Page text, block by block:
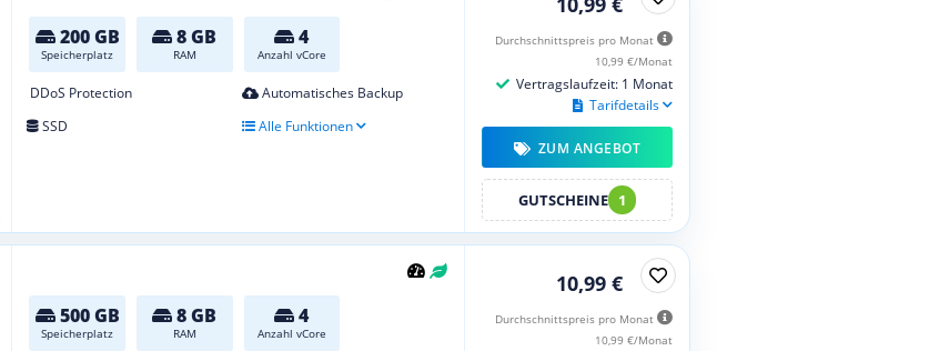
200 GB
Speicherplatz
8 GB
RAM
4
Anzahl vCore
DDoS Protection
Automatisches Backup
SSD
Alle Funktionen
Durchschnittspreis pro Monat
10,99 €/Monat
Vertragslaufzeit: 1 Monat
Tarifdetails
ZUM ANGEBOT
GUTSCHEINE 1
500 GB
Speicherplatz
8 GB
RAM
4
Anzahl vCore
10,99 €
Durchschnittspreis pro Monat
10,99 €/Monat